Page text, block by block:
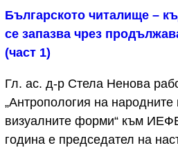
Българското читалище –
се запазва чрез
(част 1)
Гл. ас. д-р Стела Ненова
„Антропология на народните
визуалните форми“ към
година е председател на